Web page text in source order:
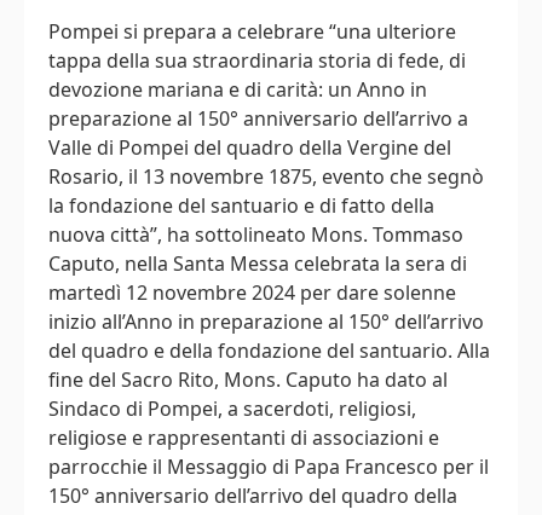
Pompei si prepara a celebrare “una ulteriore
tappa della sua straordinaria storia di fede, di
devozione mariana e di carità: un Anno in
preparazione al 150° anniversario dell’arrivo a
Valle di Pompei del quadro della Vergine del
Rosario, il 13 novembre 1875, evento che segnò
la fondazione del santuario e di fatto della
nuova città”, ha sottolineato Mons. Tommaso
Caputo, nella Santa Messa celebrata la sera di
martedì 12 novembre 2024 per dare solenne
inizio all’Anno in preparazione al 150° dell’arrivo
del quadro e della fondazione del santuario. Alla
fine del Sacro Rito, Mons. Caputo ha dato al
Sindaco di Pompei, a sacerdoti, religiosi,
religiose e rappresentanti di associazioni e
parrocchie il Messaggio di Papa Francesco per il
150° anniversario dell’arrivo del quadro della